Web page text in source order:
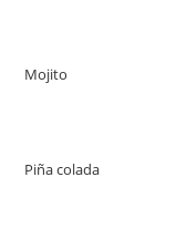
Mojito
Piña colada